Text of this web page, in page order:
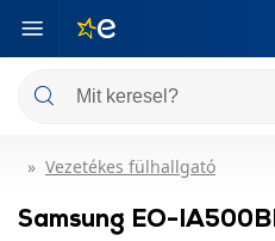
Vezetékes fülhallgató
Samsung EO-